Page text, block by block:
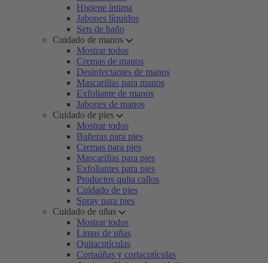
Higiene íntima
Jabones líquidos
Sets de baño
Cuidado de manos
Mostrar todos
Cremas de manos
Desinfectantes de manos
Mascarillas para manos
Exfoliante de manos
Jabones de manos
Cuidado de pies
Mostrar todos
Bañeras para pies
Cremas para pies
Mascarillas para pies
Exfoliantes para pies
Productos quita callos
Cuidado de pies
Spray para pies
Cuidado de uñas
Mostrar todos
Limas de uñas
Quitacutículas
Cortaúñas y cortacutículas